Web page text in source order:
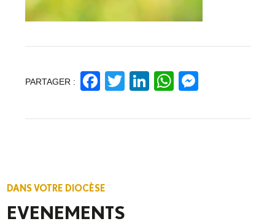
PARTAGER : Facebook
Twitter
LinkedIn
WhatsApp
DANS VOTRE DIOCÈSE
EVENEMENTS